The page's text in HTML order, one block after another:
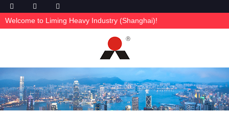
Welcome to Liming Heavy Industry (Shanghai)!